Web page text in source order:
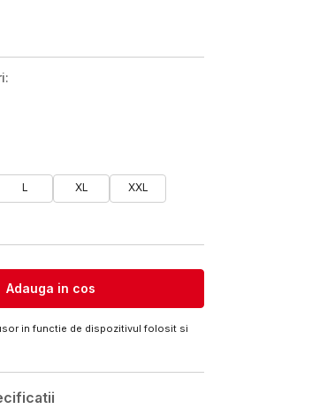
L XL XXL
Adauga in cos
in functie de dispozitivul folosit si